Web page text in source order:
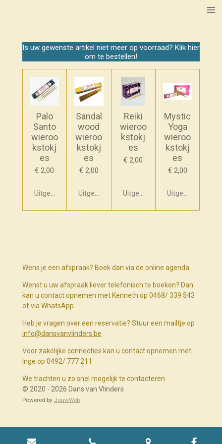
hoofdinhoud
Is uw gewenste artikel niet meer op voorraad? Klik hier
om te bestellen!
Palo
Santo
wieroo
kstokj
es
€ 2,00
Uitgeschakeld
Sandal
wood
wieroo
kstokj
es
€ 2,00
Uitgeschakeld
Reiki
wieroo
kstokj
es
€ 2,00
Uitgeschakeld
Mystic
Yoga
wieroo
kstokj
es
€ 2,00
Uitgeschakeld
Wens je een afspraak? Boek dan via de online agenda
Wenst u uw afspraak liever telefonisch te boeken? Dan
kan u contact opnemen met Kenneth op 0468/ 339 543
of via WhatsApp.
Heb je vragen over een reservatie? Stuur een mailtje op
info@dansvanvlinders.be
Voor zakelijke connecties kan u contact opnemen met
Inge op 0492/ 777 211
We trachten u zo snel mogelijk te contacteren
© 2020 - 2026 Dans van Vlinders
Powered by JouwWeb